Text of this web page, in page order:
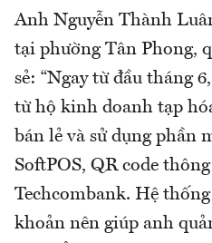
Anh Nguyễn Thành
tại phường Tân Phong,
sẻ: “Ngay từ đầu tháng
từ hộ kinh doanh tạp
bán lẻ và sử dụng phần
SoftPOS, QR code
Techcombank. Hệ
khoản nên giúp anh